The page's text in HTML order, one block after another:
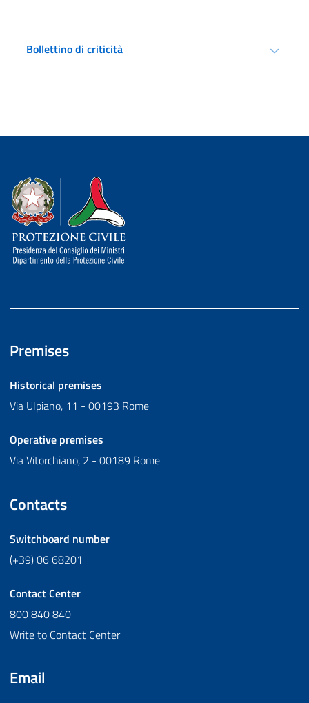
Bollettino di criticità
Dipartimento della Protezione Civile
Premises
Historical premises
Via Ulpiano, 11 - 00193 Rome
Operative premises
Via Vitorchiano, 2 - 00189 Rome
Contacts
Switchboard number
(+39) 06 68201
Contact Center
800 840 840
Write to Contact Center
Email